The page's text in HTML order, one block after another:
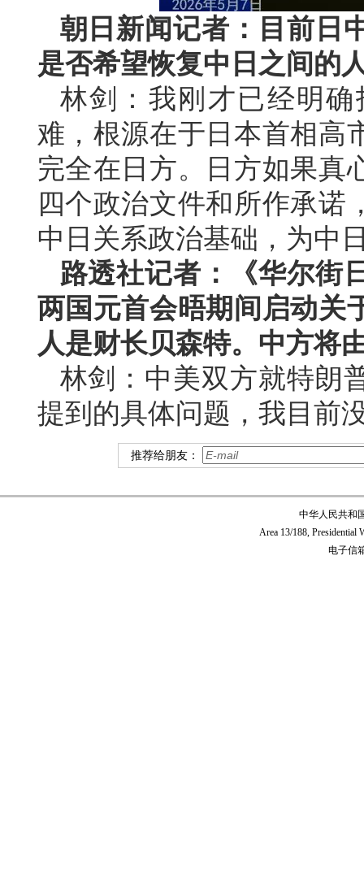
朝日新闻记者：目前日
是否希望恢复中日之间的
林剑：我刚才已经明
难，根源在于日本首相高
完全在日方。日方如果真
四个政治文件和所作承诺
中日关系政治基础，为中
路透社记者：《华尔街
两国元首会晤期间启动关
人是财长贝森特。中方将
林剑：中美双方就特朗
提到的具体问题，我目前
推荐给朋友：
中华人民共和
Area 13/188, Presidential
电子信